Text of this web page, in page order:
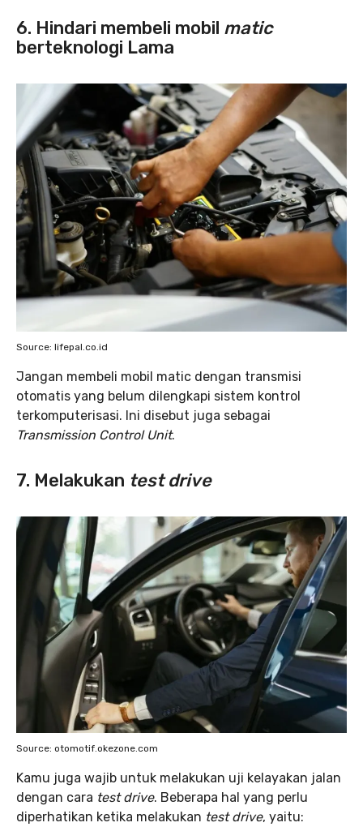
6. Hindari membeli mobil matic
berteknologi Lama
Source: lifepal.co.id
Jangan membeli mobil matic dengan transmisi
otomatis yang belum dilengkapi sistem kontrol
terkomputerisasi. Ini disebut juga sebagai
Transmission Control Unit.
7. Melakukan test drive
Source: otomotif.okezone.com
Kamu juga wajib untuk melakukan uji kelayakan jalan
dengan cara test drive. Beberapa hal yang perlu
diperhatikan ketika melakukan test drive, yaitu: